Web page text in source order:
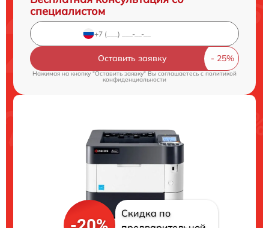
специалистом
Оставить заявку
Нажимая на кнопку "Оставить заявку" Вы соглашаетесь cполитикой
конфиденциальности
Скидка по